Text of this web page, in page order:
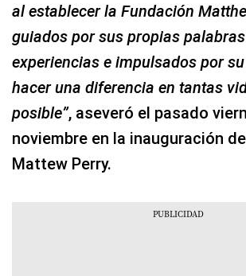
al establecer la Fundación
guiados por sus propias
experiencias e impulsados por
hacer una diferencia en tantas
posible”, aseveró el pasado
noviembre en la inauguración
Mattew Perry.